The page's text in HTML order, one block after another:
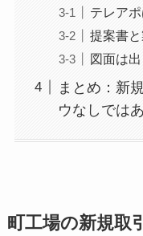
テレア
提案書
図面は
まとめ：新
ウなしでは
町工場の新規取